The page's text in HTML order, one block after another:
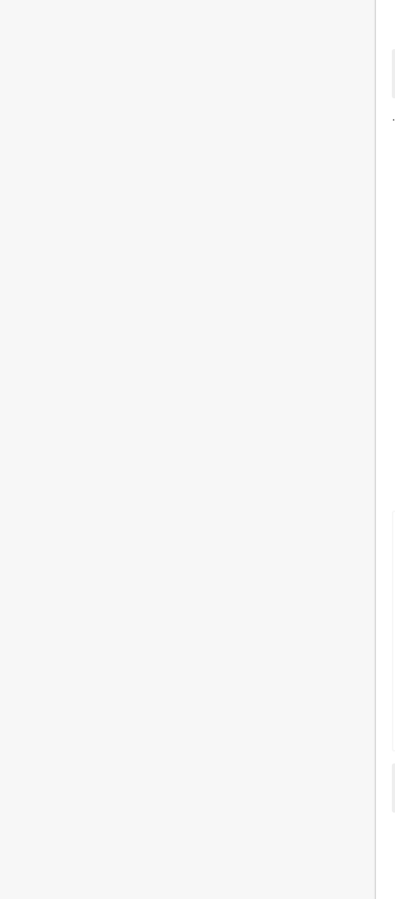
للاستمتاع بتجربة دردشة كاملة، قم بإضافة جهات الاتصال الخاصة بك إلى قائمة الأصدقاء على Google Bard.